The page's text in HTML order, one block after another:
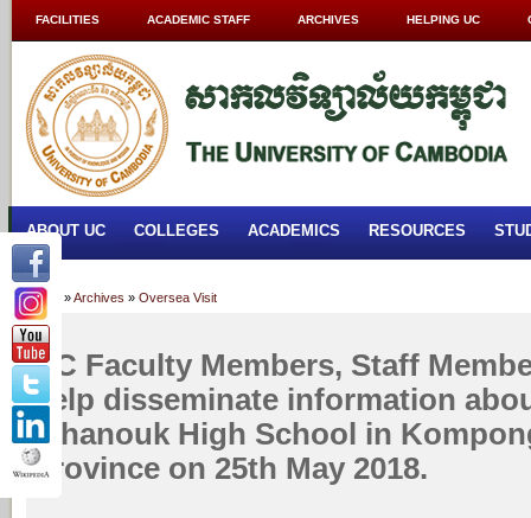
FACILITIES ACADEMIC STAFF ARCHIVES HELPING UC
ABOUT UC COLLEGES ACADEMICS RESOURCES
Home »Archives » Oversea Visit
UC Faculty Members, Staff
help disseminate information
Sihanouk High School in
Province on 25th May 2018.